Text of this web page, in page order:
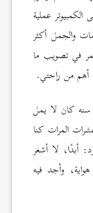
عملية
والجمل أكثر
في تصويب ما
أهم من راحتي.
كان لا يمل
المرات كنا
أبدًا، لا أشعر
وأجد فيه